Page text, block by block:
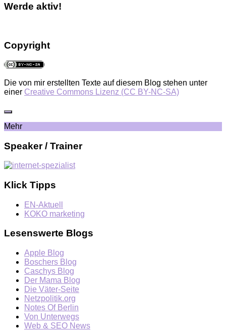
Werde aktiv!
Copyright
Die von mir erstellten Texte auf diesem Blog stehen unter
einer Creative Commons Lizenz (CC BY-NC-SA)
Mehr
Speaker / Trainer
Klick Tipps
EN-Aktuell
KOKO marketing
Lesenswerte Blogs
Apple Blog
Boschers Blog
Caschys Blog
Der Mama Blog
Die Väter-Seite
Netzpolitik.org
Notes Of Berlin
Von Unterwegs
Web & SEO News